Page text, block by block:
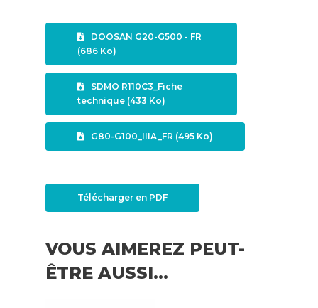
DOOSAN G20-G500 - FR
(686 Ko)
SDMO R110C3_Fiche
technique (433 Ko)
G80-G100_IIIA_FR (495 Ko)
Télécharger en PDF
VOUS AIMEREZ PEUT-
ÊTRE AUSSI…